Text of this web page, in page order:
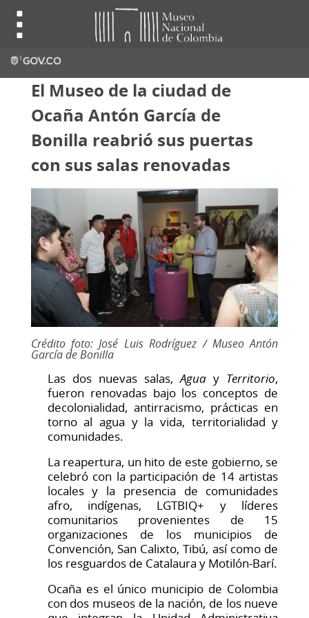
El Museo de la ciudad de
Ocaña Antón García de
Bonilla reabrió sus puertas
con sus salas renovadas
Crédito foto: José Luis Rodríguez / Museo Antón
García de Bonilla
Las dos nuevas salas, Agua y Territorio,
fueron renovadas bajo los conceptos de
decolonialidad, antirracismo, prácticas en
torno al agua y la vida, territorialidad y
comunidades.
La reapertura, un hito de este gobierno, se
celebró con la participación de 14 artistas
locales y la presencia de comunidades
afro, indígenas, LGTBIQ+ y líderes
comunitarios provenientes de 15
organizaciones de los municipios de
Convención, San Calixto, Tibú, así como de
los resguardos de Catalaura y Motilón-Barí.
Ocaña es el único municipio de Colombia
con dos museos de la nación, de los nueve